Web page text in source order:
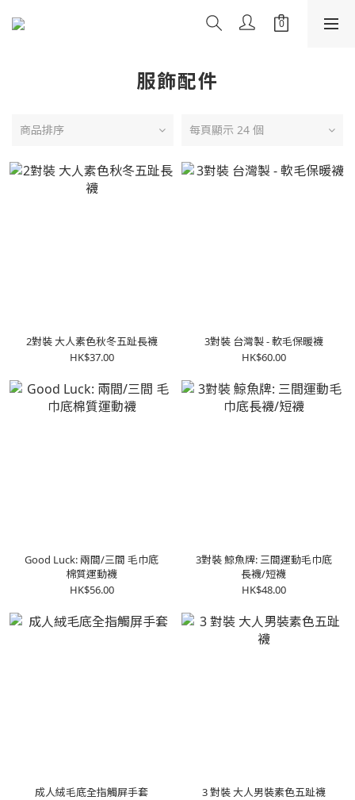
服飾配件
商品排序 每頁顯示 24 個
2對裝 大人素色秋冬五趾長襪
HK$37.00
3對裝 台灣製 - 軟毛保暖襪
HK$60.00
Good Luck: 兩間/三間 毛巾底
棉質運動襪
HK$56.00
3對裝 鯨魚牌: 三間運動毛巾底
長襪/短襪
HK$48.00
成人絨毛底全指觸屏手套
3 對裝 大人男裝素色五趾襪